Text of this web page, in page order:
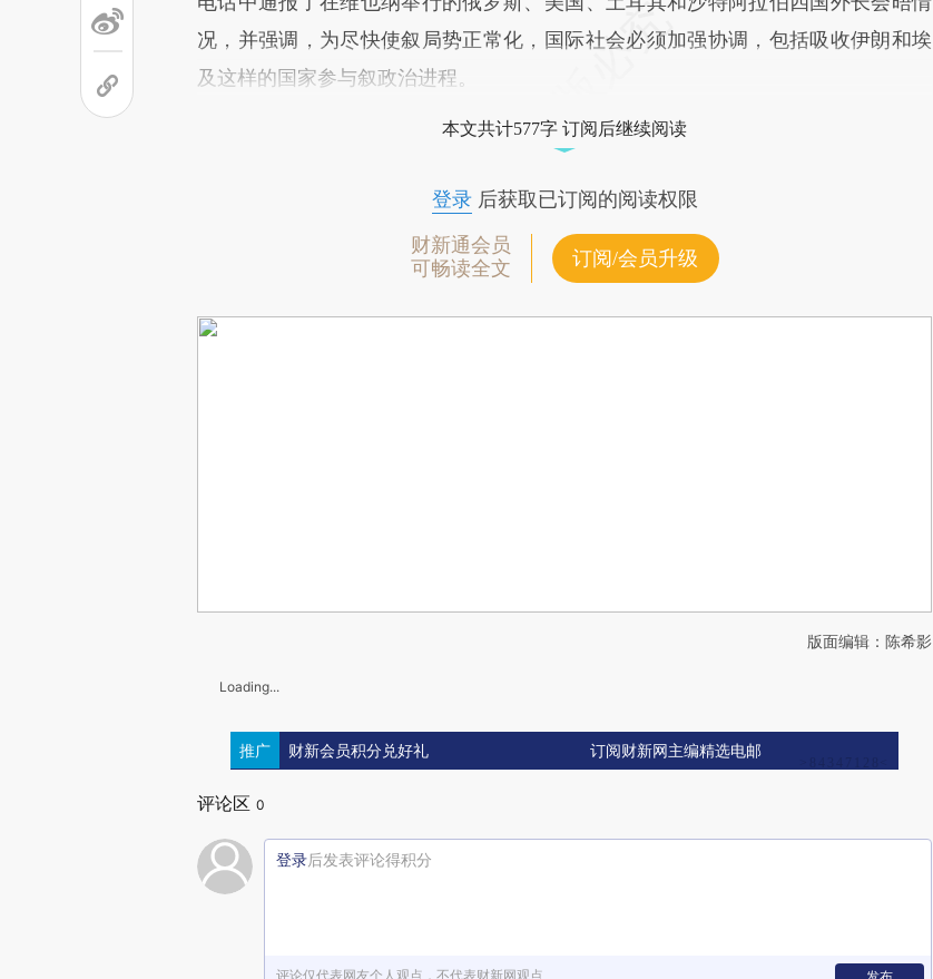
况，并强调，为尽快使叙局势正常化，国际社会必须加强协调，包括吸收伊朗和埃
及这样的国家参与叙政治进程。
本文共计577字 订阅后继续阅读
登录后获取已订阅的阅读权限
财新通会员
可畅读全文
订阅/会员升级
版面编辑：陈希影
Loading...
推广 财新会员积分兑好礼 订阅财新网主编精选电邮
评论区 0
登录后发表评论得积分
评论仅代表网友个人观点，不代表财新网观点 发布